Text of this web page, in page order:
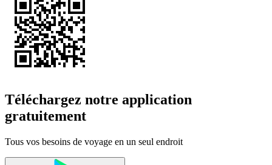
Téléchargez notre application
gratuitement
Tous vos besoins de voyage en un seul endroit